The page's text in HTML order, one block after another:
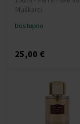
Muškarci
Dostupno
25,00 €